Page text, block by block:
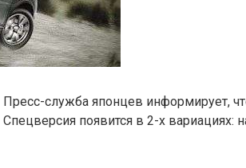
служба японцев информирует,
появится в 2-х вариациях: